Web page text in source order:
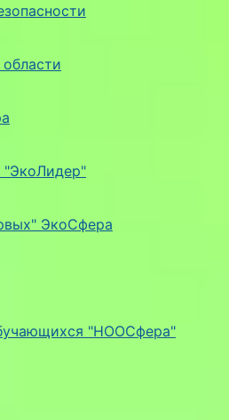
"ЭкоЛидер"
ЭкоСфера
"НООСфера"